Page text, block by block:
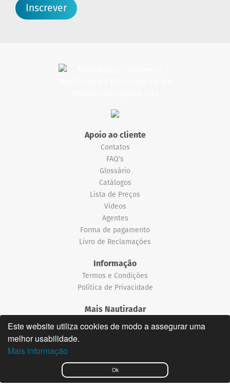
Ok
Este website utiliza cookies de modo a assegurar uma
melhor usabilidade.
Mais informação
Inscrever
Apoio ao cliente
Contatos
FAQ's
Glossário
Catálogos
Lista de Preços
Vídeos
Agentes
Forma de pagamento
Livro de Reclamações
Informação
Termos e Condições
Política de Privacidade
Mais Nautiradar
Notícias